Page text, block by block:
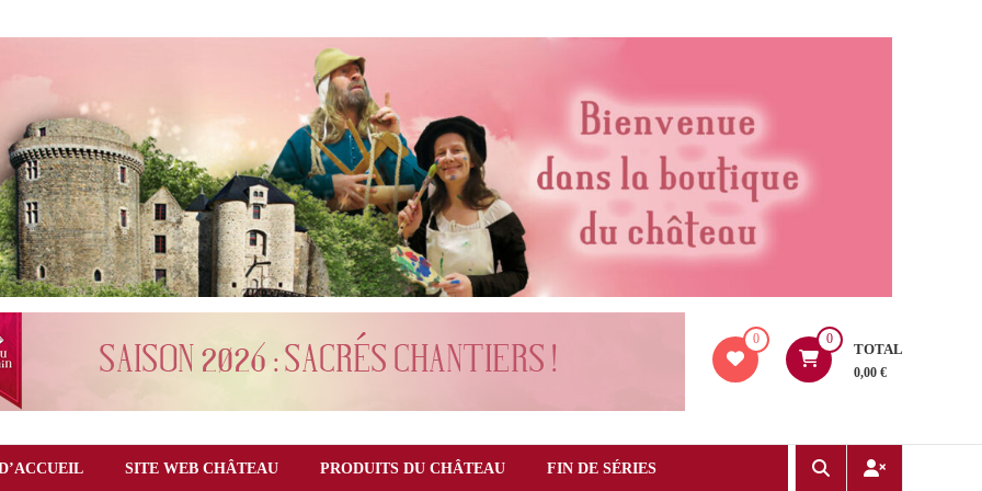
0 0
TOTAL
0,00 €
SITE WEB CHÂTEAU PRODUITS DU CHÂTEAU FIN DE SÉRIES